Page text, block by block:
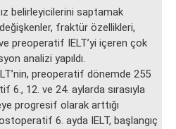
belirleyicilerini saptamak
fraktür özellikleri,
preoperatif IELT’yi içeren çok
analizi yapıldı.
preoperatif dönemde 255
6., 12. ve 24. aylarda sırasıyla
progresif olarak arttığı
6. ayda IELT, başlangıç